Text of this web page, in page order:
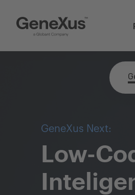
GeneXus Next:
Low-